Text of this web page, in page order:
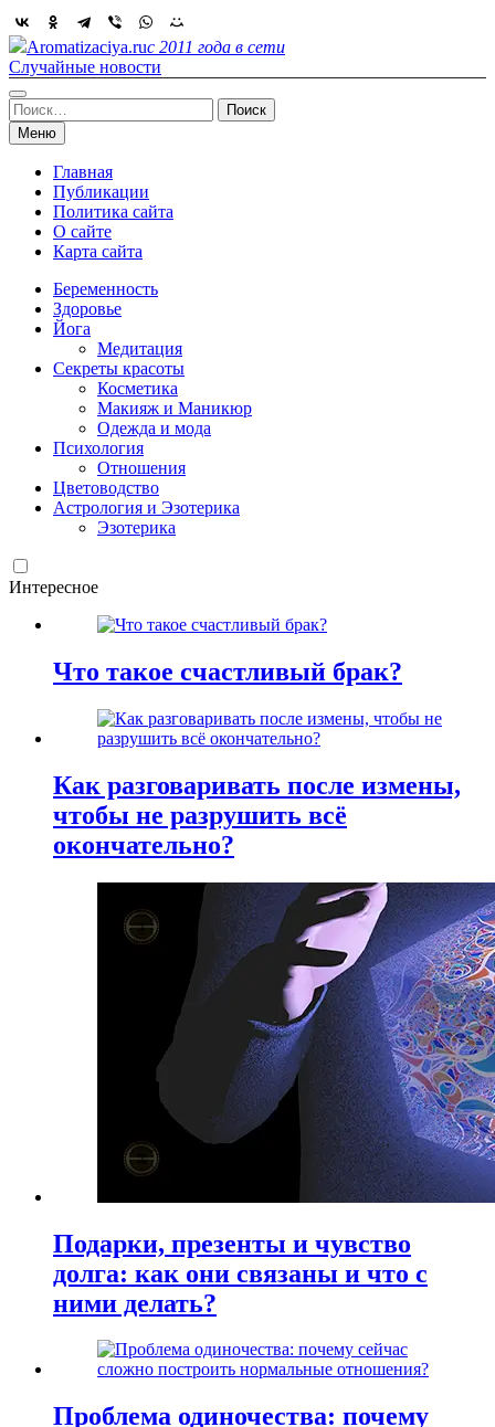
Skip
to
content
Aromatizaciya.ruс 2011 года в сети
Случайные новости
Найти:
Меню
Главная
Публикации
Политика сайта
О сайте
Карта сайта
Беременность
Здоровье
Йога
Медитация
Секреты красоты
Косметика
Макияж и Маникюр
Одежда и мода
Психология
Отношения
Цветоводство
Астрология и Эзотерика
Эзотерика
Интересное
Что такое счастливый брак?
Как разговаривать после измены,
чтобы не разрушить всё
окончательно?
Подарки, презенты и чувство
долга: как они связаны и что с
ними делать?
Проблема одиночества: почему